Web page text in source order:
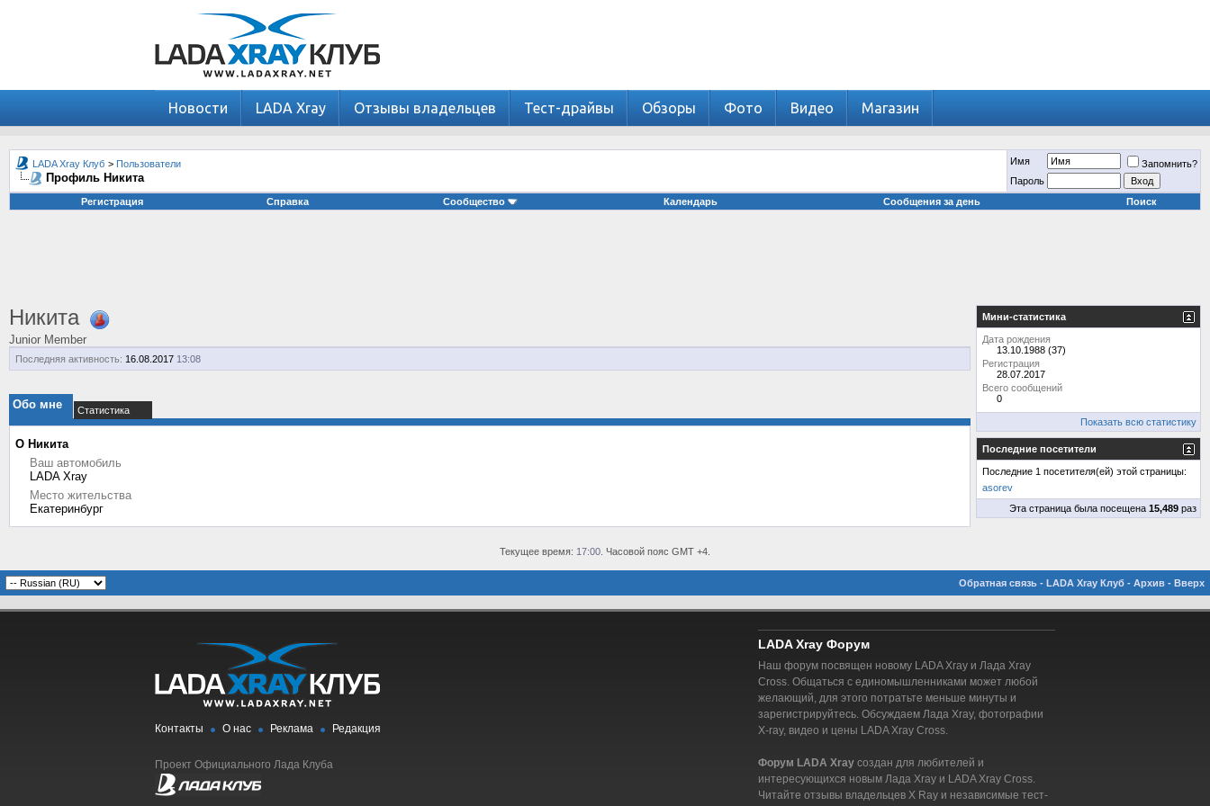
Новости LADA Xray Отзывы владельцев Тест-драйвы Обзоры Фото Видео Магазин
LADA Xray Клуб > Пользователи
Профиль Никита
Имя
Запомнить?
Пароль
Регистрация
Справка Сообщество Календарь Сообщения за день Поиск
Никита
Junior Member
Последняя активность: 16.08.2017 13:08
Обо мне Статистика
О Никита
Ваш автомобиль
LADA Xray
Место жительства
Екатеринбург
Мини-статистика
Дата рождения
13.10.1988 (37)
Регистрация
28.07.2017
Всего сообщений
0
Показать всю статистику
Последние посетители
Последние 1 посетителя(ей) этой страницы:
asorev
Эта страница была посещена 15,489 раз
Текущее время: 17:00 . Часовой пояс GMT +4.
Обратная связь - LADA Xray Клуб - Архив - Вверх
Контакты О нас Реклама Редакция
Проект Официального Лада Клуба
LADA Xray Форум
Наш форум посвящен новому LADA Xray и Лада Xray
Cross. Общаться с единомышленниками может любой
желающий, для этого потратьте меньше минуты и
зарегистрируйтесь. Обсуждаем Лада Xray, фотографии
X-ray, видео и цены LADA Xray Cross.
Форум LADA Xray создан для любителей и
интересующихся новым Лада Xray и LADA Xray Cross.
Читайте отзывы владельцев X Ray и независимые тест-